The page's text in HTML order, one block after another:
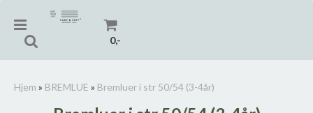
0,-
Hjem » BREMLUE » Bremluer i str 50/54 (3-4år)